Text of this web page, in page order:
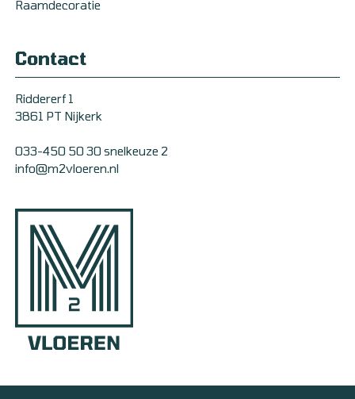
Raamdecoratie
Contact
Riddererf 1
3861 PT Nijkerk
033-450 50 30 snelkeuze 2
info@m2vloeren.nl